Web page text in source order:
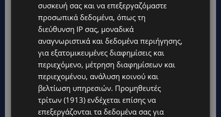
συσκευή σας και να επεξεργαζόμαστε
προσωπικά δεδομένα, όπως τη
διεύθυνση IP σας, μοναδικά
αναγνωριστικά και δεδομένα περιήγησης,
για εξατομικευμένες διαφημίσεις και
περιεχόμενο, μέτρηση διαφημίσεων και
περιεχομένου, ανάλυση κοινού και
βελτίωση υπηρεσιών. Προμηθευτές
τρίτων (1913) ενδέχεται επίσης να
επεξεργάζονται τα δεδομένα σας για